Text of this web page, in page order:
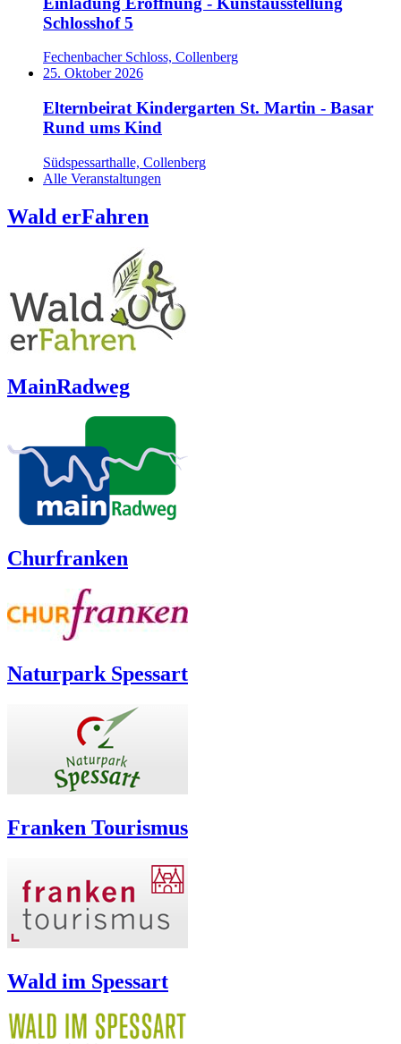
Schlosshof 5
Fechenbacher Schloss, Collenberg
25. Oktober 2026
Elternbeirat Kindergarten St. Martin - Basar
Rund ums Kind
Südspessarthalle, Collenberg
Alle Veranstaltungen
Wald erFahren
MainRadweg
Churfranken
Naturpark Spessart
Franken Tourismus
Wald im Spessart